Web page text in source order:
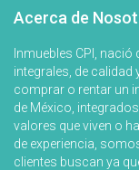
Acerca de
Inmuebles CPI,
integrales, de
comprar o rentar un
de México,
valores que viven o
de experiencia,
clientes buscan ya